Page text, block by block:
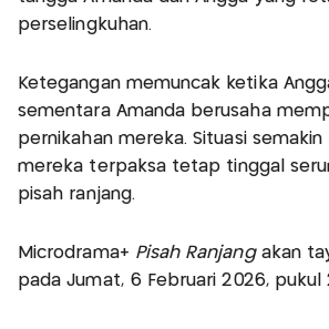
perselingkuhan.
Ketegangan memuncak ketika
sementara Amanda berusaha
pernikahan mereka. Situasi
mereka terpaksa tetap tinggal
pisah ranjang.
Microdrama+ Pisah Ranjangakan
pada Jumat, 6 Februari 2026, pukul